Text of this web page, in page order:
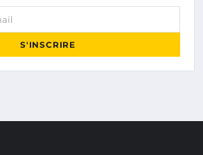
S'INSCRIRE